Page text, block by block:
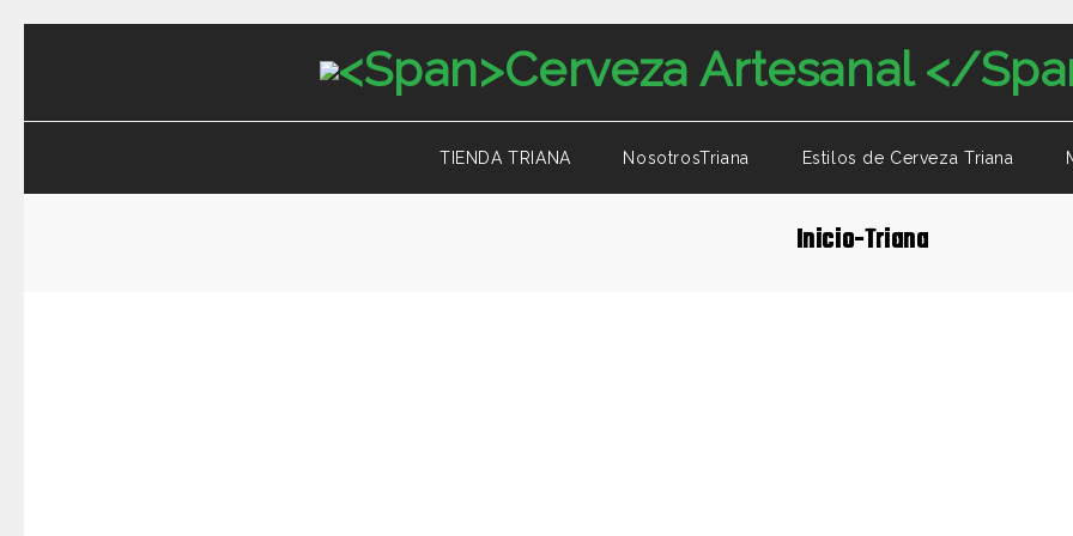
TIENDA TRIANA NosotrosTriana Estilos de Cerveza Triana
Inicio-Triana